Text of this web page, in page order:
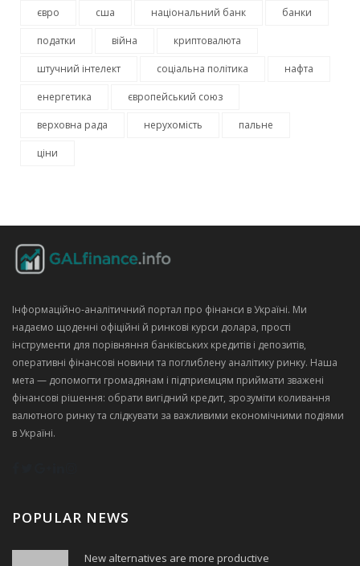
євро сша національний банк банки
податки війна криптовалюта
штучний інтелект соціальна політика нафта
енергетика європейський союз
верховна рада нерухомість пальне
ціни
Інформаційно‑аналітичний портал про фінанси в Україні. Ми
надаємо щоденні офіційні й ринкові курси долара, прості
інструменти для порівняння банківських кредитів і депозитів,
оперативні фінансові новини та поглиблену аналітику ринку. Наша
мета — допомогти громадянам і підприємцям приймати зважені
фінансові рішення: обрати вигідний кредит, зрозуміти коливання
валютного ринку та слідкувати за важливими економічними подіями
в Україні.
POPULAR NEWS
New alternatives are more productive